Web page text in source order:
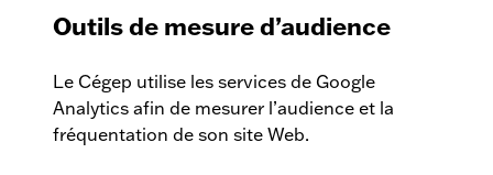
Outils de mesure d’audience
Le Cégep utilise les services de Google
Analytics afin de mesurer l’audience et la
fréquentation de son site Web.